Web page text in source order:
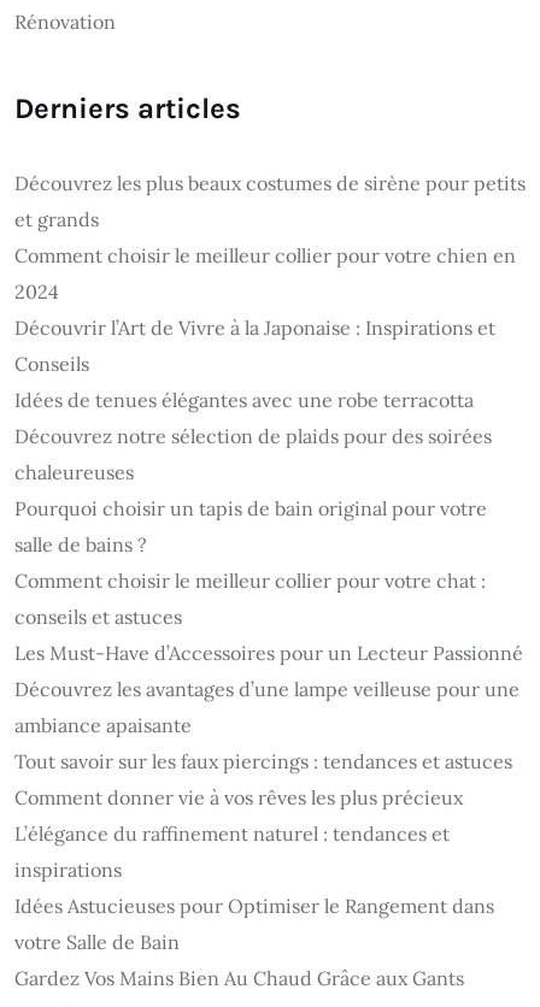
Rénovation
Derniers articles
Découvrez les plus beaux costumes de sirène pour petits
et grands
Comment choisir le meilleur collier pour votre chien en
2024
Découvrir l’Art de Vivre à la Japonaise : Inspirations et
Conseils
Idées de tenues élégantes avec une robe terracotta
Découvrez notre sélection de plaids pour des soirées
chaleureuses
Pourquoi choisir un tapis de bain original pour votre
salle de bains ?
Comment choisir le meilleur collier pour votre chat :
conseils et astuces
Les Must-Have d’Accessoires pour un Lecteur Passionné
Découvrez les avantages d’une lampe veilleuse pour une
ambiance apaisante
Tout savoir sur les faux piercings : tendances et astuces
Comment donner vie à vos rêves les plus précieux
L’élégance du raffinement naturel : tendances et
inspirations
Idées Astucieuses pour Optimiser le Rangement dans
votre Salle de Bain
Gardez Vos Mains Bien Au Chaud Grâce aux Gants